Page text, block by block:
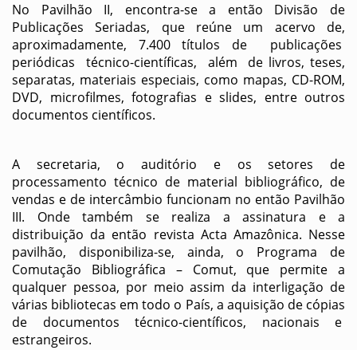
No Pavilhão II, encontra-se a então Divisão de
Publicações Seriadas, que reúne um acervo de,
aproximadamente, 7.400 títulos de publicações
periódicas técnico-científicas, além de livros, teses,
separatas, materiais especiais, como mapas, CD-ROM,
DVD, microfilmes, fotografias e slides, entre outros
documentos científicos.
A secretaria, o auditório e os setores de
processamento técnico de material bibliográfico, de
vendas e de intercâmbio funcionam no então Pavilhão
III. Onde também se realiza a assinatura e a
distribuição da então revista Acta Amazônica. Nesse
pavilhão, disponibiliza-se, ainda, o Programa de
Comutação Bibliográfica – Comut, que permite a
qualquer pessoa, por meio assim da interligação de
várias bibliotecas em todo o País, a aquisição de cópias
de documentos técnico-científicos, nacionais e
estrangeiros.